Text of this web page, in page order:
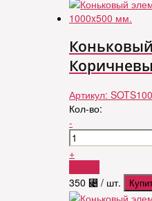
Артикул:
Кол-во:
-
+
350 ⃄ / шт.